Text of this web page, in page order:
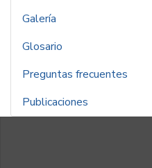
Galería
Glosario
Preguntas frecuentes
Publicaciones